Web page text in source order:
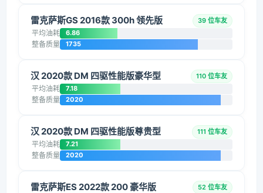
雷克萨斯GS 2016款 300h 领先版 39 位车友
平均油耗 6.86
整备质量 1735
汉 2020款 DM 四驱性能版豪华型 110 位车友
平均油耗 7.18
整备质量 2020
汉 2020款 DM 四驱性能版尊贵型 111 位车友
平均油耗 7.21
整备质量 2020
雷克萨斯ES 2022款 200 豪华版 52 位车友